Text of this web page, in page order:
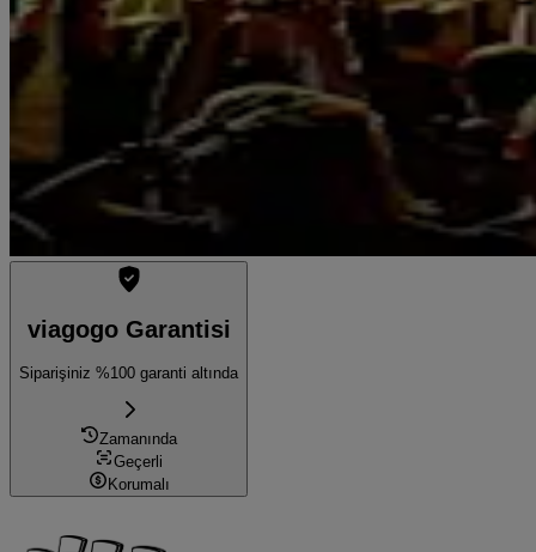
viagogo Garantisi
Siparişiniz %100 garanti altında
Zamanında
Geçerli
Korumalı